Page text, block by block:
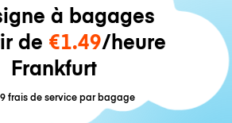
à bagages
de €1.49/heure
Frankfurt
frais de service par bagage